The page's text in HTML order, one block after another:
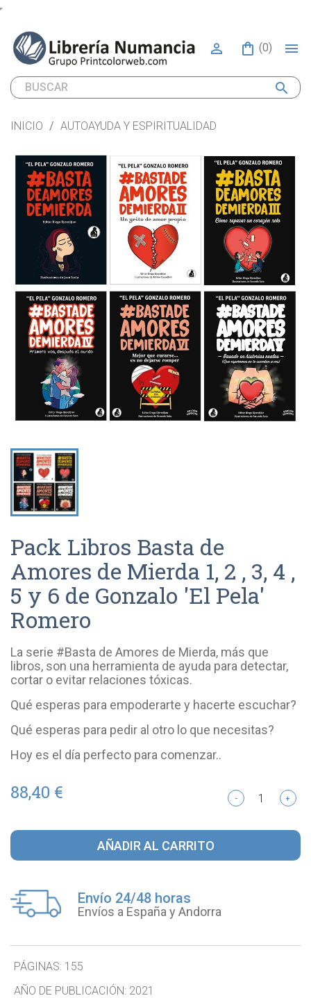
 (0) 
search
INICIO AUTOAYUDA Y ESPIRITUALIDAD
Pack Libros Basta de
Amores de Mierda 1, 2 , 3, 4 ,
5 y 6 de Gonzalo 'El Pela'
Romero
La serie #Basta de Amores de Mierda, más que
libros, son una herramienta de ayuda para detectar,
cortar o evitar relaciones tóxicas.
Qué esperas para empoderarte y hacerte escuchar?
Qué esperas para pedir al otro lo que necesitas?
Hoy es el día perfecto para comenzar..
88,40 € - +
AÑADIR AL CARRITO
Envío 24/48 horas
Envíos a España y Andorra
PÁGINAS: 155
AÑO DE PUBLICACIÓN: 2021